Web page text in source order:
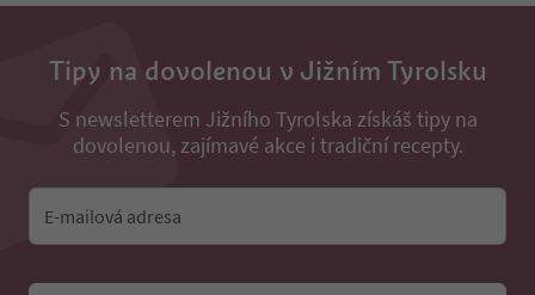
Tipy na dovolenou v Jižním Tyrolsku
S newsletterem Jižního Tyrolska získáš tipy na
dovolenou, zajímavé akce i tradiční recepty.
E-mailová adresa